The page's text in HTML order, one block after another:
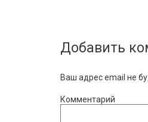
Добавить
Ваш адрес email не
Комментарий